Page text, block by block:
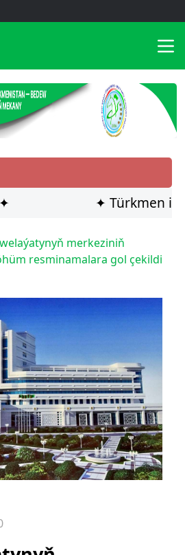
✦ Türkmen ilçisi
merkeziniň
resminamalara gol çekildi